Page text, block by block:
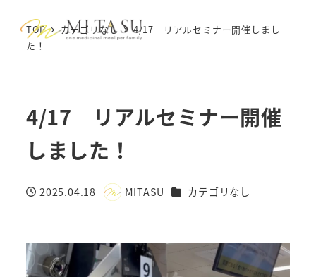
TOP カテゴリなし
4/17 リアルセミナー開催しまし
た！
4/17 リアルセミナー開催
しました！
投稿日
2025.04.18
著
MITASU カテゴリー
カテゴリなし